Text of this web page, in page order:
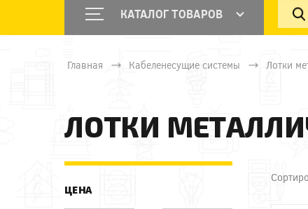
КАТАЛОГ ТОВАРОВ
Главная Кабеленесущие системы Лотки
ЛОТКИ
ЦЕНА